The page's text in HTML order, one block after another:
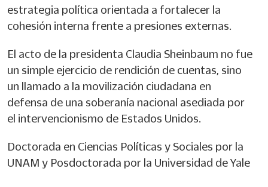
estrategia política orientada a fortalecer la
cohesión interna frente a presiones externas.
El acto de la presidenta Claudia Sheinbaum no fue
un simple ejercicio de rendición de cuentas, sino
un llamado a la movilización ciudadana en
defensa de una soberanía nacional asediada por
el intervencionismo de Estados Unidos.
Doctorada en Ciencias Políticas y Sociales por la
UNAM y Posdoctorada por la Universidad de Yale